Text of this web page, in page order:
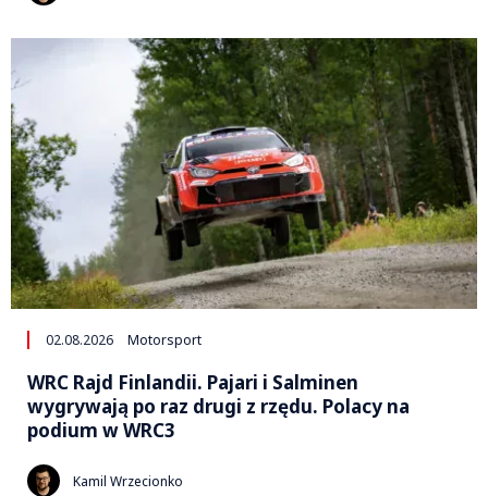
02.08.2026 Motorsport
WRC Rajd Finlandii. Pajari i Salminen
wygrywają po raz drugi z rzędu. Polacy na
podium w WRC3
Kamil Wrzecionko